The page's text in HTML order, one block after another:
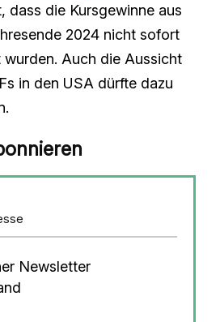
dass die Kursgewinne aus
2024 nicht sofort
Auch die Aussicht
in den USA dürfte dazu
Newsletter